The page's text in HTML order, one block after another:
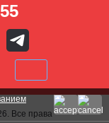
Все права